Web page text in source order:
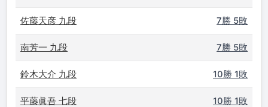
佐藤天彦 九段 7勝 5敗
南芳一 九段 7勝 5敗
鈴木大介 九段 10勝 1敗
平藤眞吾 七段 10勝 1敗